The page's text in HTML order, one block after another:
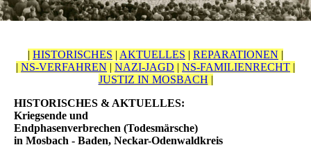
| HISTORISCHES | AKTUELLES | REPARATIONEN |
| NS-VERFAHREN | NAZI-JAGD | NS-FAMILIENRECHT |
JUSTIZ IN MOSBACH |
HISTORISCHES & AKTUELLES:
Kriegsende und
Endphasenverbrechen (Todesmärsche)
in Mosbach - Baden, Neckar-Odenwaldkreis